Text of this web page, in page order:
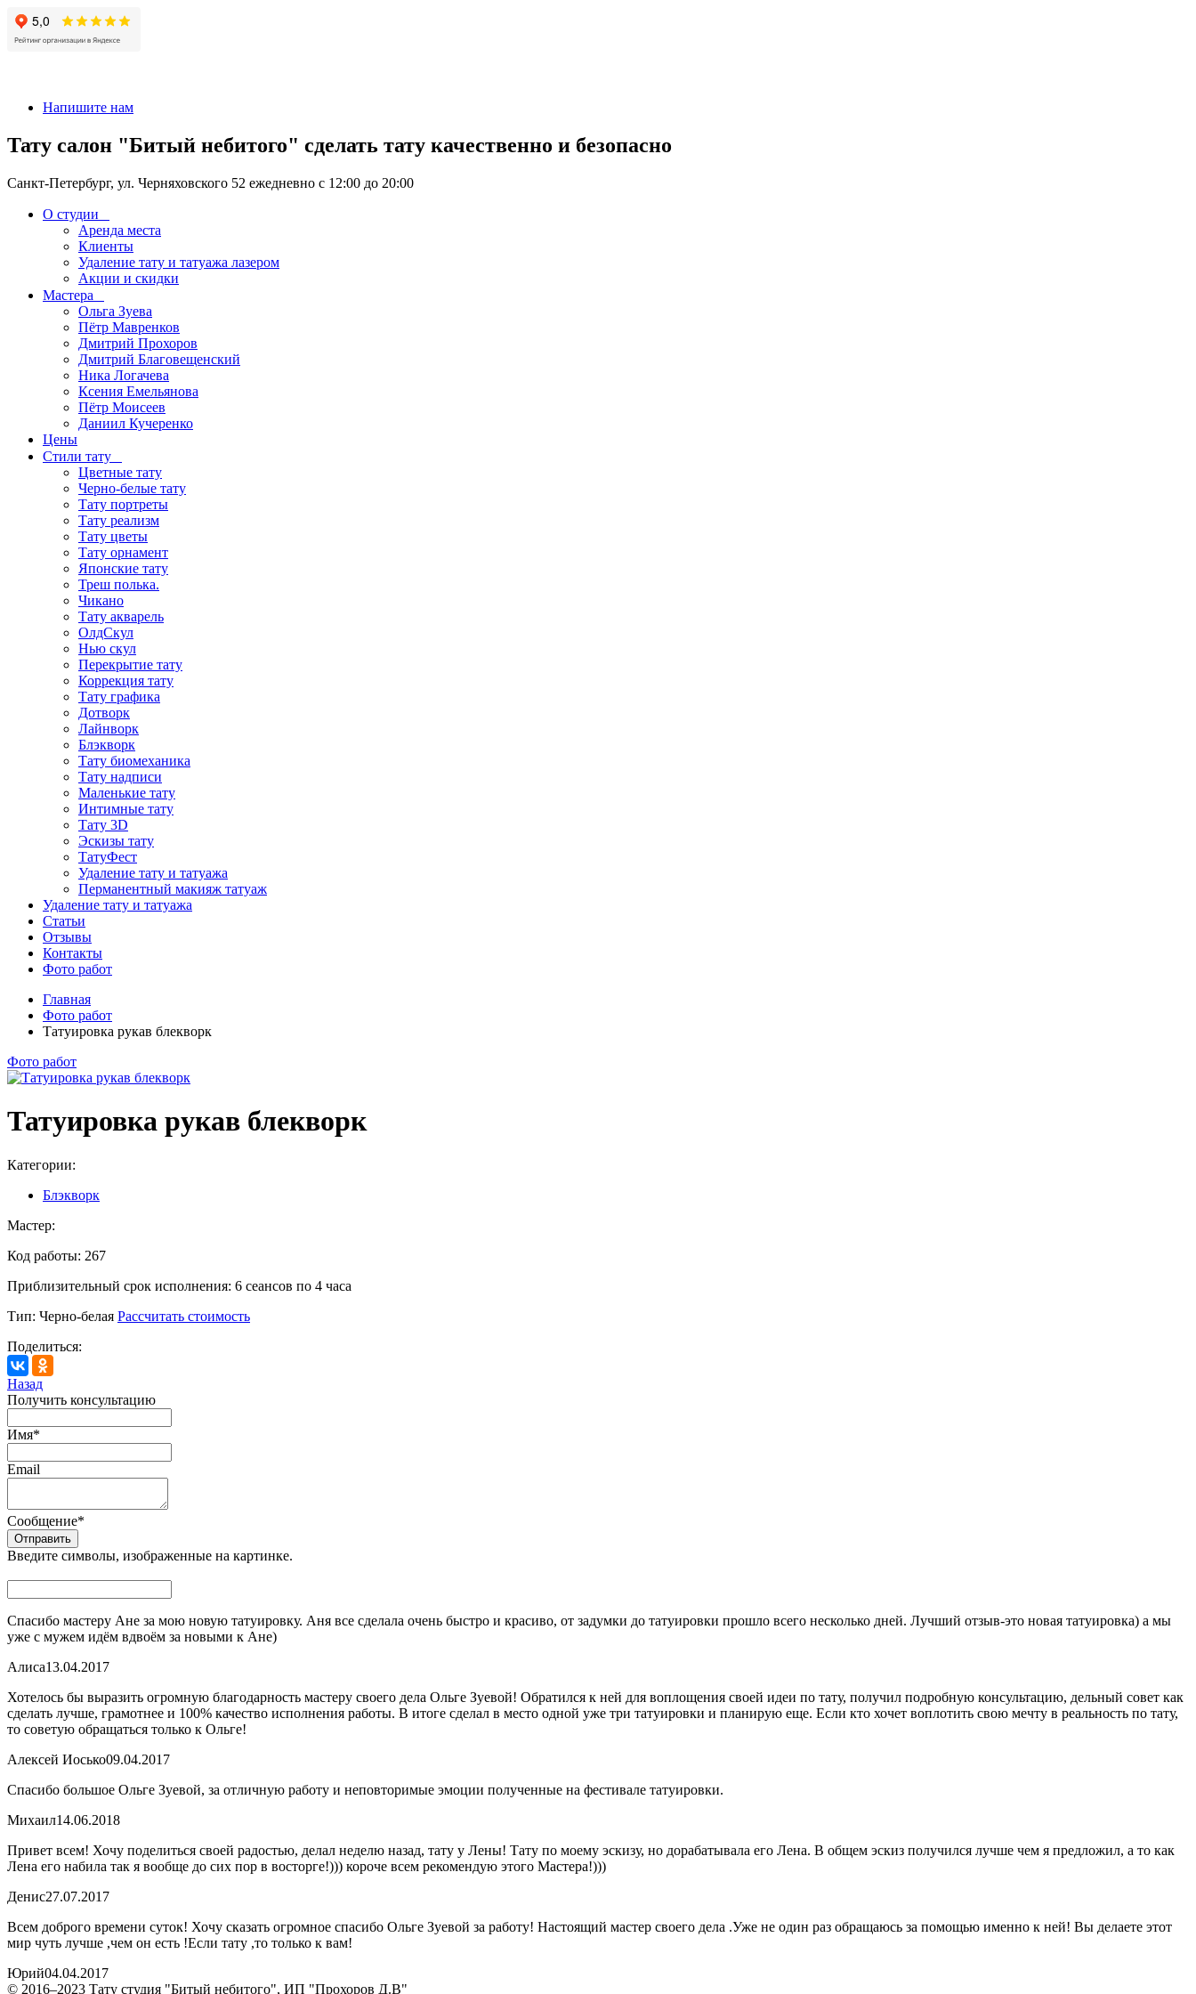
Напишите нам
Тату салон "Битый небитого" сделать тату качественно и безопасно
Санкт-Петербург, ул. Черняховского 52 ежедневно с 12:00 до 20:00
О студии
Аренда места
Клиенты
Удаление тату и татуажа лазером
Акции и скидки
Мастера
Ольга Зуева
Пётр Мавренков
Дмитрий Прохоров
Дмитрий Благовещенский
Ника Логачева
Ксения Емельянова
Пётр Моисеев
Даниил Кучеренко
Цены
Стили тату
Цветные тату
Черно-белые тату
Тату портреты
Тату реализм
Тату цветы
Тату орнамент
Японские тату
Треш полька.
Чикано
Тату акварель
ОлдСкул
Нью скул
Перекрытие тату
Коррекция тату
Тату графика
Дотворк
Лайнворк
Блэкворк
Тату биомеханика
Тату надписи
Маленькие тату
Интимные тату
Тату 3D
Эскизы тату
ТатуФест
Удаление тату и татуажа
Перманентный макияж татуаж
Удаление тату и татуажа
Статьи
Отзывы
Контакты
Фото работ
Главная
Фото работ
Татуировка рукав блекворк
Фото работ
Татуировка рукав блекворк
Категории:
Блэкворк
Мастер:
Код работы: 267
Приблизительный срок исполнения: 6 сеансов по 4 часа
Тип: Черно-белая Рассчитать стоимость
Поделиться:
Назад
Получить консультацию
Имя*
Email
Сообщение*
Введите символы, изображенные на картинке.
Спасибо мастеру Ане за мою новую татуировку. Аня все сделала очень быстро и красиво, от задумки до татуировки прошло всего несколько дней. Лучший отзыв-это новая татуировка) а мы
уже с мужем идём вдвоём за новыми к Ане)
Алиса13.04.2017
Хотелось бы выразить огромную благодарность мастеру своего дела Ольге Зуевой! Обратился к ней для воплощения своей идеи по тату, получил подробную консультацию, дельный совет как
сделать лучше, грамотнее и 100% качество исполнения работы. В итоге сделал в место одной уже три татуировки и планирую еще. Если кто хочет воплотить свою мечту в реальность по тату,
то советую обращаться только к Ольге!
Алексей Иосько09.04.2017
Спасибо большое Ольге Зуевой, за отличную работу и неповторимые эмоции полученные на фестивале татуировки.
Михаил14.06.2018
Привет всем! Хочу поделиться своей радостью, делал неделю назад, тату у Лены! Тату по моему эскизу, но дорабатывала его Лена. В общем эскиз получился лучше чем я предложил, а то как
Лена его набила так я вообще до сих пор в восторге!))) короче всем рекомендую этого Мастера!)))
Денис27.07.2017
Всем доброго времени суток! Хочу сказать огромное спасибо Ольге Зуевой за работу! Настоящий мастер своего дела .Уже не один раз обращаюсь за помощью именно к ней! Вы делаете этот
мир чуть лучше ,чем он есть !Если тату ,то только к вам!
Юрий04.04.2017
© 2016–2023 Тату студия "Битый небитого", ИП "Прохоров Д.В"